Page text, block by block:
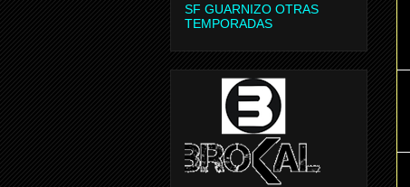
SF GUARNIZO OTRAS
TEMPORADAS